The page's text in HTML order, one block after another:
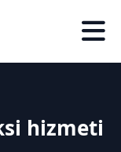
hizmeti